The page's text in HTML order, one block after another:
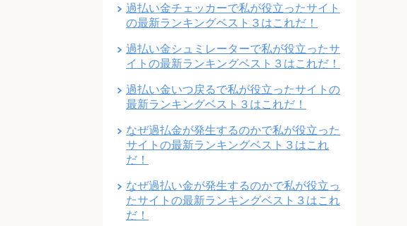
過払い金チェッカーで私が役立ったサイト
の最新ランキングベスト３はこれだ！
過払い金シュミレーターで私が役立ったサ
イトの最新ランキングベスト３はこれだ！
過払い金いつ戻るで私が役立ったサイトの
最新ランキングベスト３はこれだ！
なぜ過払金が発生するのかで私が役立った
サイトの最新ランキングベスト３はこれ
だ！
なぜ過払い金が発生するのかで私が役立っ
たサイトの最新ランキングベスト３はこれ
だ！